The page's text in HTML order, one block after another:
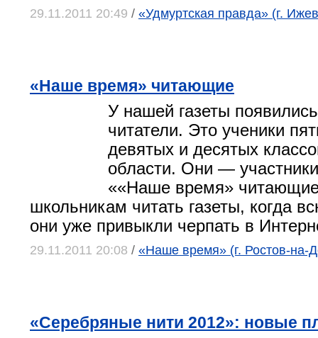
29.11.2011 20:49 / «Удмуртская правда» (г.
«Наше время» читающие
У нашей газеты
читатели. Это ученики
девятых и десятых
области. Они —
««Наше время»
школьникам читать газеты, когда
они уже привыкли черпать в
29.11.2011 20:08 / «Наше время» (г. Ростов-на-
«Серебряные нити 2012»: новые